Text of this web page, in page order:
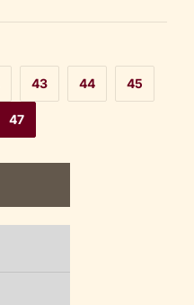
43 44 45
47